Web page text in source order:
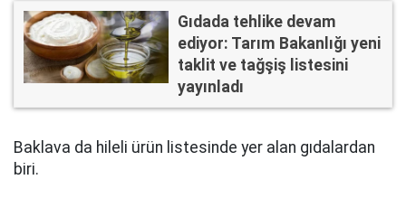
Gıdada tehlike devam
ediyor: Tarım Bakanlığı yeni
taklit ve tağşiş listesini
yayınladı
Baklava da hileli ürün listesinde yer alan gıdalardan
biri.